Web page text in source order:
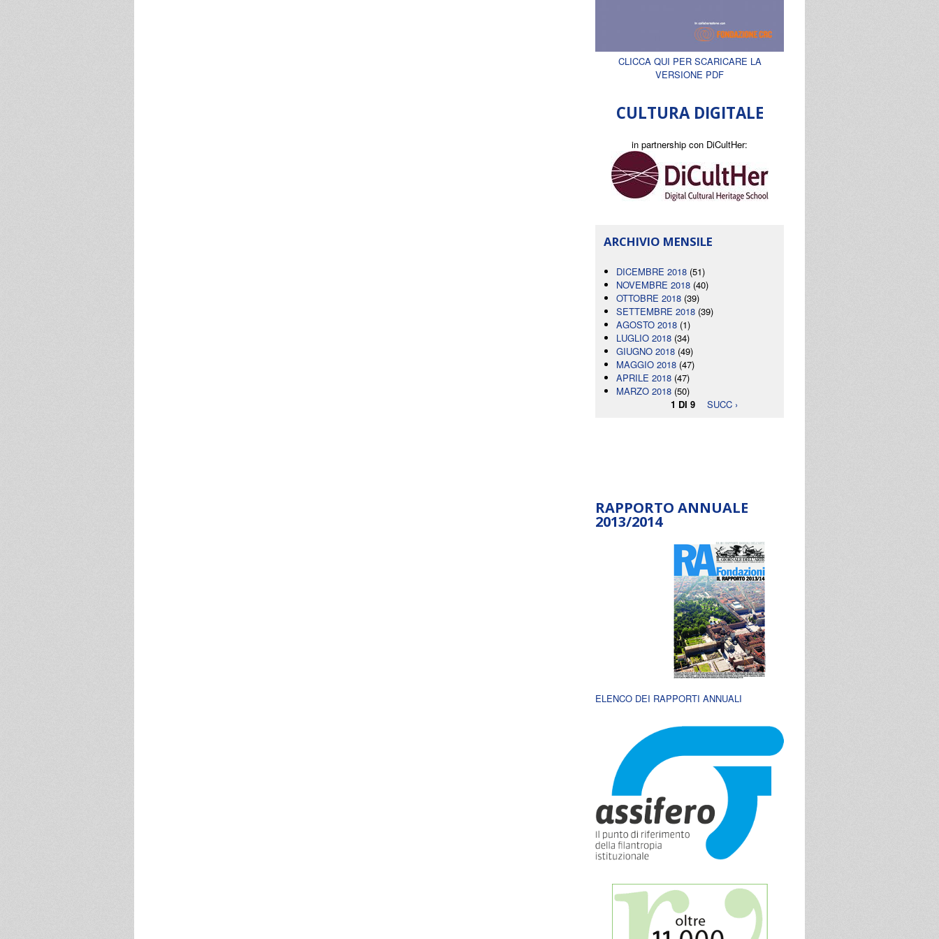
CLICCA QUI PER SCARICARE LA
VERSIONE PDF
CULTURA DIGITALE
in partnership con DiCultHer:
ARCHIVIO MENSILE
DICEMBRE 2018 (51)
NOVEMBRE 2018 (40)
OTTOBRE 2018 (39)
SETTEMBRE 2018 (39)
AGOSTO 2018 (1)
LUGLIO 2018 (34)
GIUGNO 2018 (49)
MAGGIO 2018 (47)
APRILE 2018 (47)
MARZO 2018 (50)
1 DI 9
SUCC ›
RAPPORTO ANNUALE
2013/2014
ELENCO DEI RAPPORTI ANNUALI